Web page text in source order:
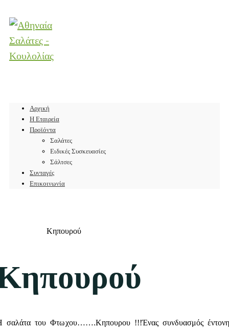
Αρχική
Η Εταιρεία
Προϊόντα
Σαλάτες
Ειδικές Συσκευασίες
Σάλτσες
Συνταγές
Επικοινωνία
Κηπουρού
σαλάτα του Φτωχου…….Κηπουρου !!!Ένας συνδυασμός